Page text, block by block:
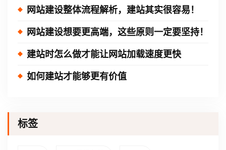
网站建设整体流程解析，建站其实很容易！
网站建设想要更高端，这些原则一定要坚持！
建站时怎么做才能让网站加载速度更快
如何建站才能够更有价值
标签